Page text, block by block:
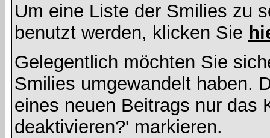
Um eine Liste der Smilies zu
benutzt werden, klicken Sie
Gelegentlich möchten Sie
Smilies umgewandelt haben.
eines neuen Beitrags nur das
deaktivieren?' markieren.